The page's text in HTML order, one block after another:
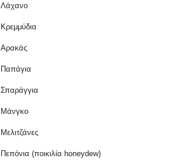
Λάχανο
Κρεμμύδια
Αρακάς
Παπάγια
Σπαράγγια
Μάνγκο
Μελιτζάνες
Πεπόνια (ποικιλία honeydew)